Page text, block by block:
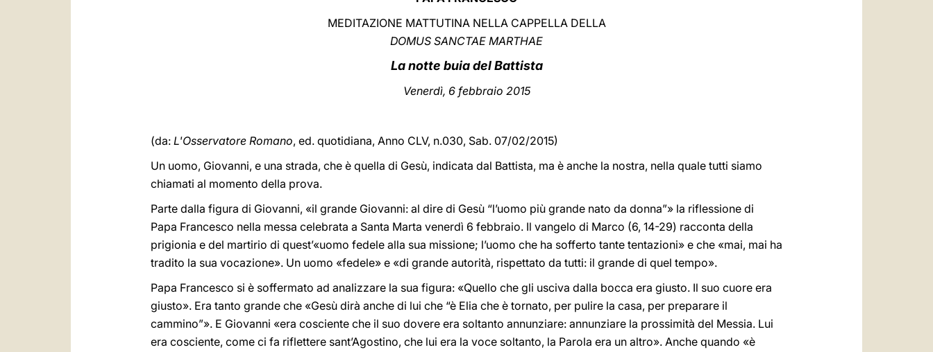
MEDITAZIONE MATTUTINA NELLA CAPPELLA DELLA
DOMUS SANCTAE MARTHAE
La notte buia del Battista
Venerdì, 6 febbraio 2015
(da: L'Osservatore Romano, ed. quotidiana, Anno CLV, n.030, Sab. 07/02/2015)
Un uomo, Giovanni, e una strada, che è quella di Gesù, indicata dal Battista, ma è anche la nostra, nella quale tutti siamo
chiamati al momento della prova.
Parte dalla figura di Giovanni, «il grande Giovanni: al dire di Gesù “l’uomo più grande nato da donna”» la riflessione di
Papa Francesco nella messa celebrata a Santa Marta venerdì 6 febbraio. Il vangelo di Marco (6, 14-29) racconta della
prigionia e del martirio di quest’«uomo fedele alla sua missione; l’uomo che ha sofferto tante tentazioni» e che «mai, mai ha
tradito la sua vocazione». Un uomo «fedele» e «di grande autorità, rispettato da tutti: il grande di quel tempo».
Papa Francesco si è soffermato ad analizzare la sua figura: «Quello che gli usciva dalla bocca era giusto. Il suo cuore era
giusto». Era tanto grande che «Gesù dirà anche di lui che “è Elia che è tornato, per pulire la casa, per preparare il
cammino”». E Giovanni «era cosciente che il suo dovere era soltanto annunziare: annunziare la prossimità del Messia. Lui
era cosciente, come ci fa riflettere sant’Agostino, che lui era la voce soltanto, la Parola era un altro». Anche quando «è